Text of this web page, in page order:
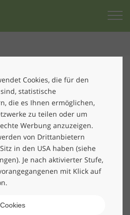
Cookies, die für den
statistische
die es Ihnen ermöglichen,
zu teilen oder um
Werbung anzuzeigen.
von Drittanbietern
in den USA haben (siehe
Je nach aktivierter Stufe,
mit Klick auf
„BVMW-Report“
Wackler Personal Services
Marketingstrategien für
Neben zwei anderen
stellte die WPS, vertreten
Dorit Vellmer-
Monika
Maßnahmen ihrer
Unternehmer-Magazin vor.